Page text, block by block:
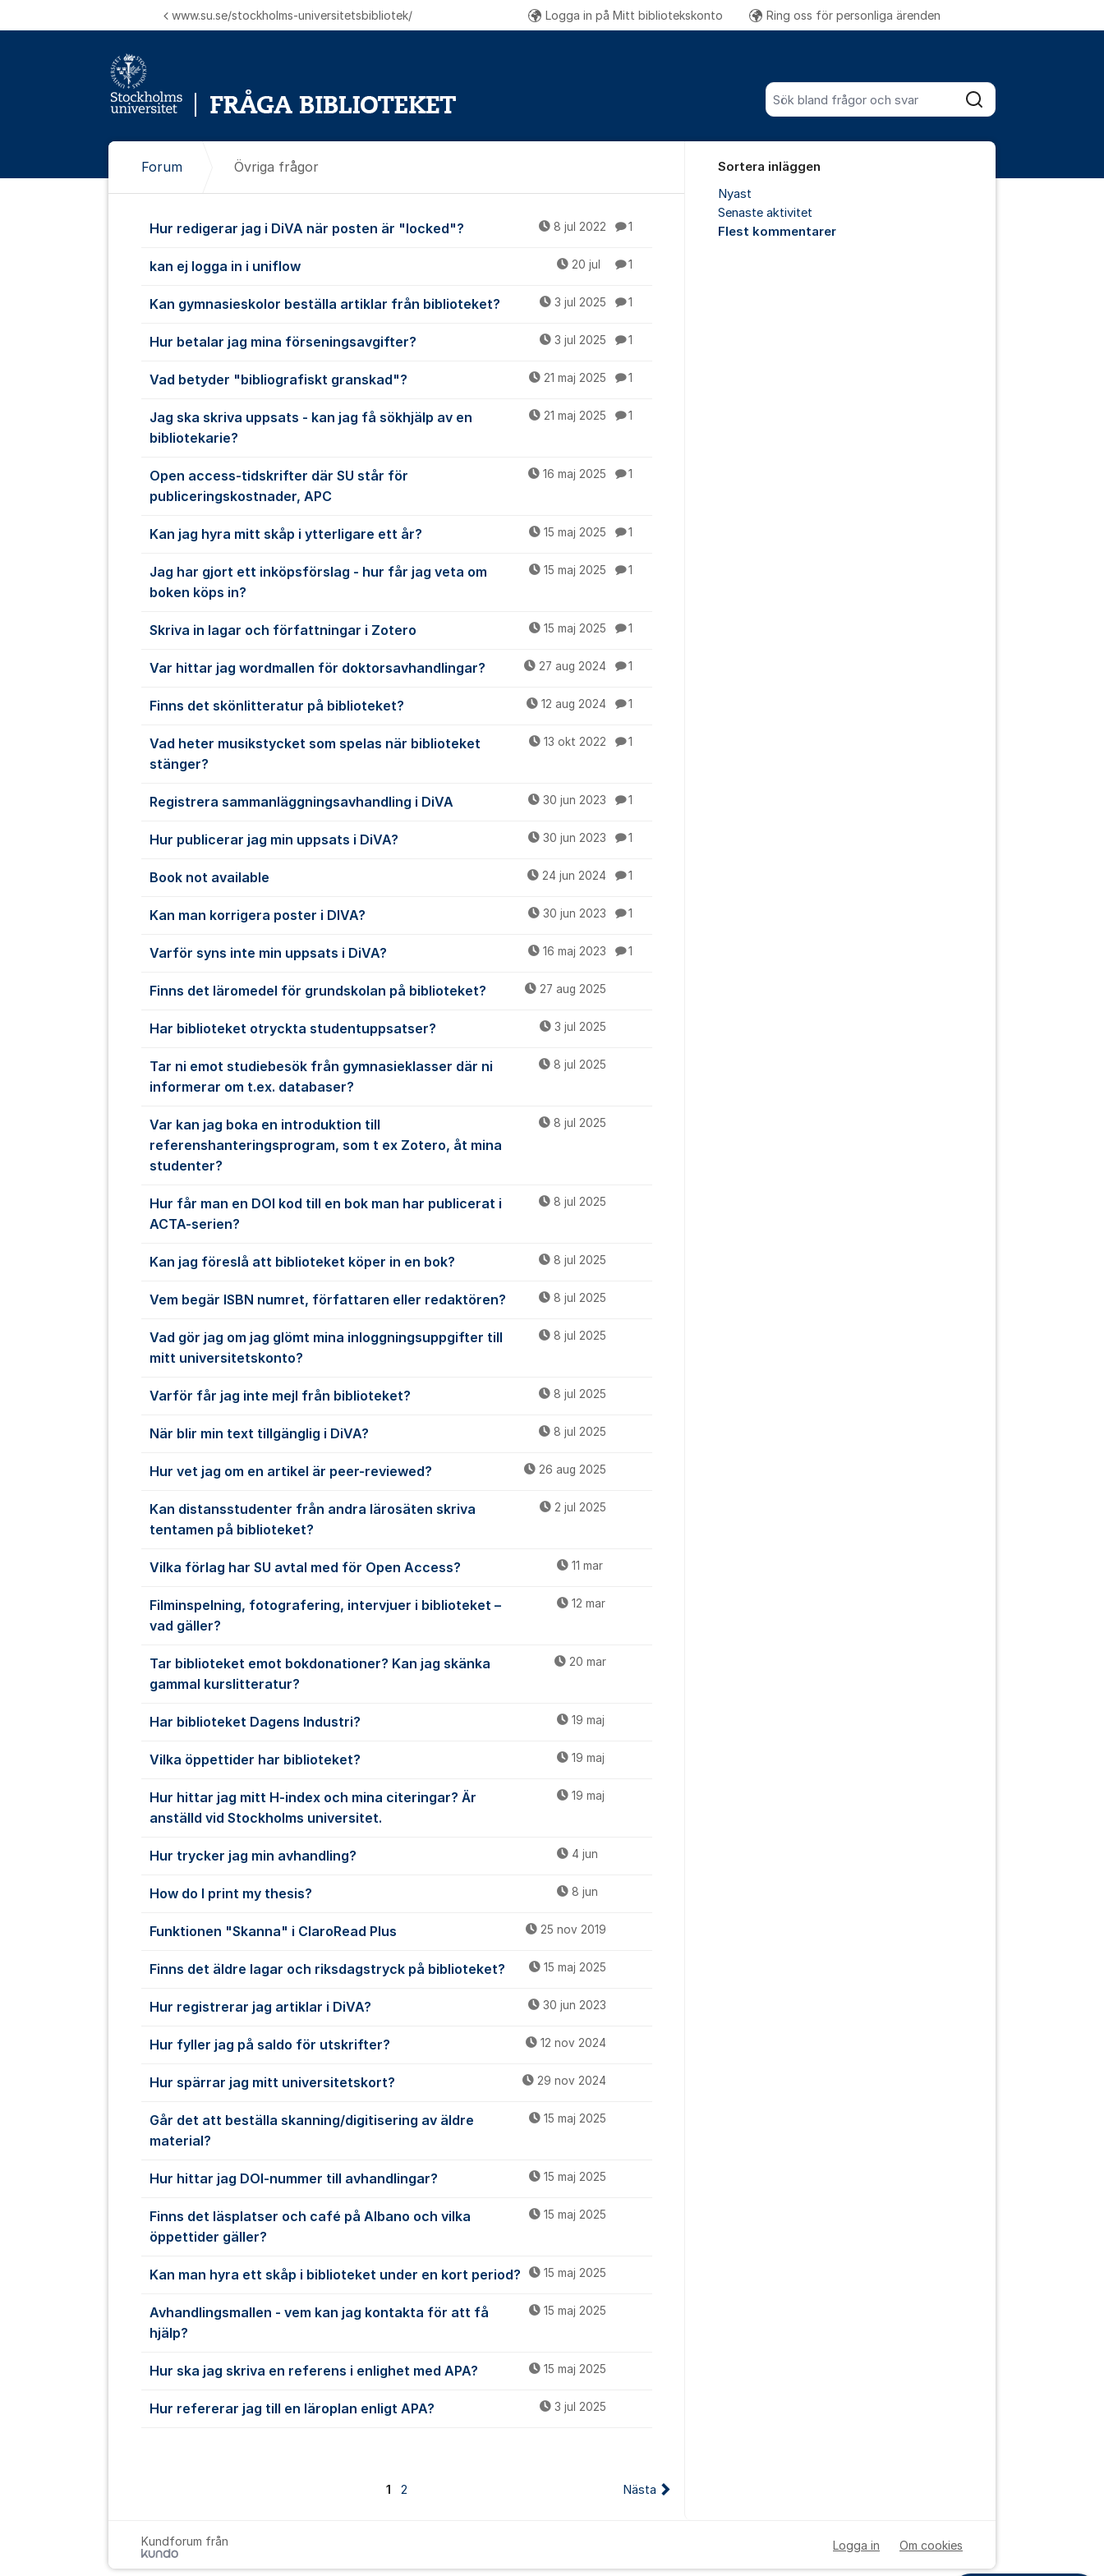
Sök bland alla inlägg
Sök
www.su.se/stockholms-universitetsbibliotek/ Logga in på Mitt bibliotekskonto Ring oss för personliga ärendenFler supportlänkar
Forum Övriga frågor
Övriga frågor
Hur redigerar jag i DiVA när posten är "locked"? 8 jul 2022 1
kan ej logga in i uniflow 20 jul 1
Kan gymnasieskolor beställa artiklar från biblioteket? 3 jul 2025 1
Hur betalar jag mina förseningsavgifter? 3 jul 2025 1
Vad betyder "bibliografiskt granskad"? 21 maj 2025 1
Jag ska skriva uppsats - kan jag få sökhjälp av en
bibliotekarie?
21 maj 2025 1
Open access-tidskrifter där SU står för
publiceringskostnader, APC
16 maj 2025 1
Kan jag hyra mitt skåp i ytterligare ett år? 15 maj 2025 1
Jag har gjort ett inköpsförslag - hur får jag veta om
boken köps in?
15 maj 2025 1
Skriva in lagar och författningar i Zotero 15 maj 2025 1
Var hittar jag wordmallen för doktorsavhandlingar? 27 aug 2024 1
Finns det skönlitteratur på biblioteket? 12 aug 2024 1
Vad heter musikstycket som spelas när biblioteket
stänger?
13 okt 2022 1
Registrera sammanläggningsavhandling i DiVA 30 jun 2023 1
Hur publicerar jag min uppsats i DiVA? 30 jun 2023 1
Book not available 24 jun 2024 1
Kan man korrigera poster i DIVA? 30 jun 2023 1
Varför syns inte min uppsats i DiVA? 16 maj 2023 1
Finns det läromedel för grundskolan på biblioteket? 27 aug 2025
Har biblioteket otryckta studentuppsatser? 3 jul 2025
Tar ni emot studiebesök från gymnasieklasser där ni
informerar om t.ex. databaser?
8 jul 2025
Var kan jag boka en introduktion till
referenshanteringsprogram, som t ex Zotero, åt mina
studenter?
8 jul 2025
Hur får man en DOI kod till en bok man har publicerat i
ACTA-serien?
8 jul 2025
Kan jag föreslå att biblioteket köper in en bok? 8 jul 2025
Vem begär ISBN numret, författaren eller redaktören? 8 jul 2025
Vad gör jag om jag glömt mina inloggningsuppgifter till
mitt universitetskonto?
8 jul 2025
Varför får jag inte mejl från biblioteket? 8 jul 2025
När blir min text tillgänglig i DiVA? 8 jul 2025
Hur vet jag om en artikel är peer-reviewed? 26 aug 2025
Kan distansstudenter från andra lärosäten skriva
tentamen på biblioteket?
2 jul 2025
Vilka förlag har SU avtal med för Open Access? 11 mar
Filminspelning, fotografering, intervjuer i biblioteket –
vad gäller?
12 mar
Tar biblioteket emot bokdonationer? Kan jag skänka
gammal kurslitteratur?
20 mar
Har biblioteket Dagens Industri? 19 maj
Vilka öppettider har biblioteket? 19 maj
Hur hittar jag mitt H-index och mina citeringar? Är
anställd vid Stockholms universitet.
19 maj
Hur trycker jag min avhandling? 4 jun
How do I print my thesis? 8 jun
Funktionen "Skanna" i ClaroRead Plus 25 nov 2019
Finns det äldre lagar och riksdagstryck på biblioteket? 15 maj 2025
Hur registrerar jag artiklar i DiVA? 30 jun 2023
Hur fyller jag på saldo för utskrifter? 12 nov 2024
Hur spärrar jag mitt universitetskort? 29 nov 2024
Går det att beställa skanning/digitisering av äldre
material?
15 maj 2025
Hur hittar jag DOI-nummer till avhandlingar? 15 maj 2025
Finns det läsplatser och café på Albano och vilka
öppettider gäller?
15 maj 2025
Kan man hyra ett skåp i biblioteket under en kort period? 15 maj 2025
Avhandlingsmallen - vem kan jag kontakta för att få
hjälp?
15 maj 2025
Hur ska jag skriva en referens i enlighet med APA? 15 maj 2025
Hur refererar jag till en läroplan enligt APA? 3 jul 2025
1 2 Nästa
Sortera inläggen
Nyast
Senaste aktivitet
Flest kommentarer
Kundforum från Logga in Om cookies